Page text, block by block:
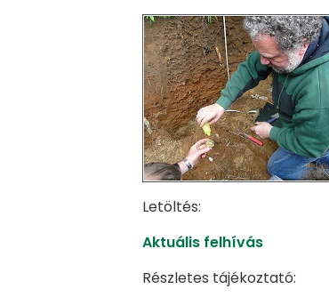
Letöltés:
Aktuális felhívás
Részletes tájékoztató: